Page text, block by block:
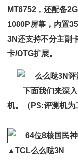
MT6752，还配备
1080P屏幕，内置
3N还支持不分主副
卡/OTG扩展。
下面我们来深入
机。（ PS:评测机为
▲ TCL么么哒3N